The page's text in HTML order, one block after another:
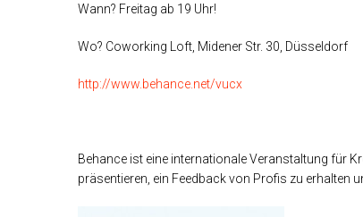
Wann? Freitag ab 19 Uhr!
Wo? Coworking Loft, Midener Str. 30, Düsseldorf
http://www.behance.net/vucx
Behance ist eine internationale Veranstaltung für
präsentieren, ein Feedback von Profis zu erhalten